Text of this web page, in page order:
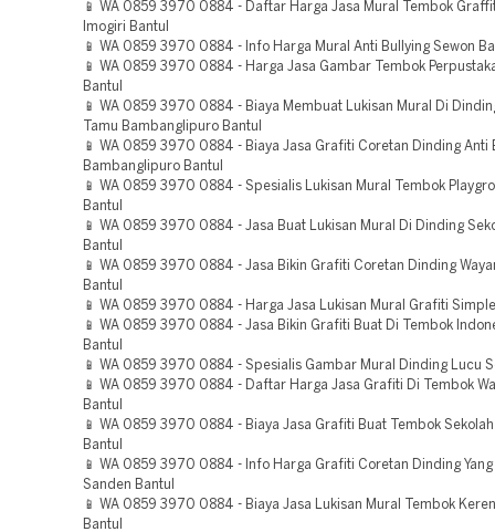
📱 WA 0859 3970 0884 - Daftar Harga Jasa Mural Tembok
Imogiri Bantul
📱 WA 0859 3970 0884 - Info Harga Mural Anti Bullying Sewon
📱 WA 0859 3970 0884 - Harga Jasa Gambar Tembok
Bantul
📱 WA 0859 3970 0884 - Biaya Membuat Lukisan Mural Di
Tamu Bambanglipuro Bantul
📱 WA 0859 3970 0884 - Biaya Jasa Grafiti Coretan Dinding Anti
Bambanglipuro Bantul
📱 WA 0859 3970 0884 - Spesialis Lukisan Mural Tembok
Bantul
📱 WA 0859 3970 0884 - Jasa Buat Lukisan Mural Di Dinding
Bantul
📱 WA 0859 3970 0884 - Jasa Bikin Grafiti Coretan Dinding
Bantul
📱 WA 0859 3970 0884 - Harga Jasa Lukisan Mural Grafiti
📱 WA 0859 3970 0884 - Jasa Bikin Grafiti Buat Di Tembok
Bantul
📱 WA 0859 3970 0884 - Spesialis Gambar Mural Dinding Lucu
📱 WA 0859 3970 0884 - Daftar Harga Jasa Grafiti Di Tembok
Bantul
📱 WA 0859 3970 0884 - Biaya Jasa Grafiti Buat Tembok
Bantul
📱 WA 0859 3970 0884 - Info Harga Grafiti Coretan Dinding Yang
Sanden Bantul
📱 WA 0859 3970 0884 - Biaya Jasa Lukisan Mural Tembok
Bantul